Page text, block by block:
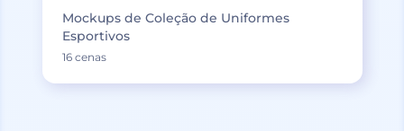
Mockups de Coleção de Uniformes
Esportivos
16 cenas